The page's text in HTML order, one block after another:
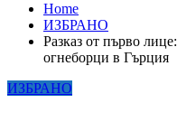
Home
ИЗБРАНО
Разказ от първо
огнеборци в Гърция
ИЗБРАНО